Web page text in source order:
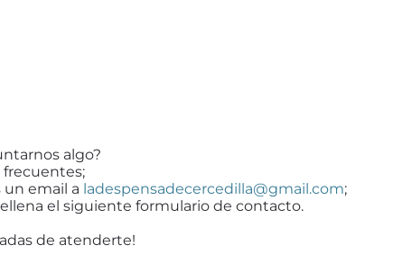
algo?
un email a ladespensadecercedilla@gmail.com;
el siguiente formulario de contacto.
de atenderte!